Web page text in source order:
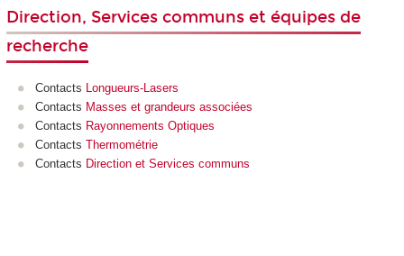
Direction, Services communs et équipes de
recherche
Contacts
Longueurs-Lasers
Contacts Masses et grandeurs associées
Contacts Rayonnements Optiques
Contacts Thermométrie
Contacts Direction et Services communs